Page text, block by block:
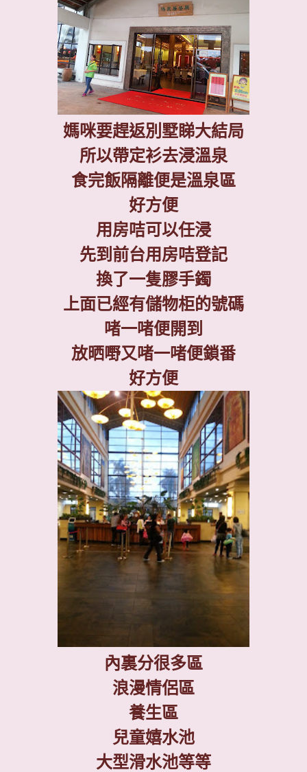
媽咪要趕返別墅睇大結局
所以帶定衫去浸溫泉
食完飯隔離便是溫泉區
好方便
用房咭可以任浸
先到前台用房咭登記
換了一隻膠手鐲
上面已經有儲物柜的號碼
啫一啫便開到
放晒嘢又啫一啫便鎖番
好方便
內裏分很多區
浪漫情侶區
養生區
兒童嬉水池
大型滑水池等等